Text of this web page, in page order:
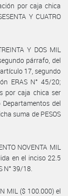
por caja chica
Y CUATRO
Y DOS MIL
párrafo, del
17, segundo
ERAS N° 45/20;
por caja chica ser
del
suma de PESOS
NOVENTA MIL
en el inciso 22.5
N° 39/18.
MIL ($ 100.000) el